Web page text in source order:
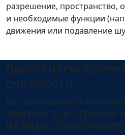
разрешение, пространство,
и необходимые функции
движения или подавление
Выполняем
сложности:
от небольшого
торгового центра или
(М.Видео, Леруа